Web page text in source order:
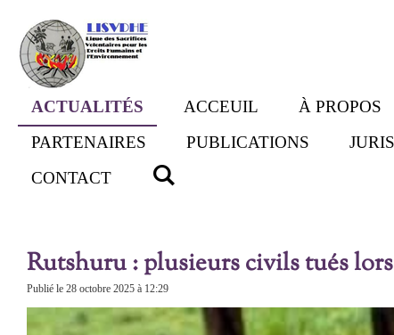
contenu
principal
ACTUALITÉS ACCEUIL À PROPOS
PARTENAIRES
PUBLICATIONS
CONTACT
Rutshuru : plusieurs civils tués
Publié le 28 octobre 2025 à 12:29